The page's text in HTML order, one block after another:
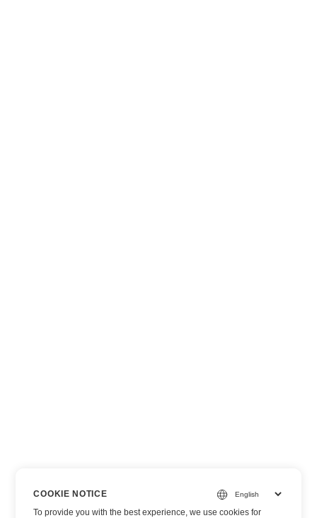
COOKIE NOTICE
To provide you with the best experience, we use cookies for